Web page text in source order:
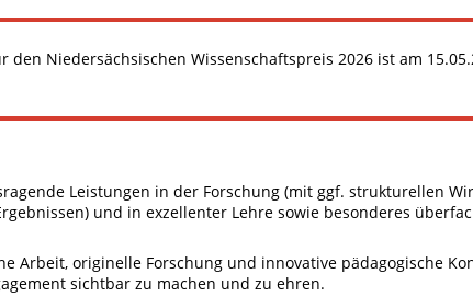
Niedersächsischen Wissenschaftspreis 2026 ist am
Leistungen in der Forschung (mit ggf. strukturellen
und in exzellenter Lehre sowie besonderes
Arbeit, originelle Forschung und innovative pädagogische
sichtbar zu machen und zu ehren.